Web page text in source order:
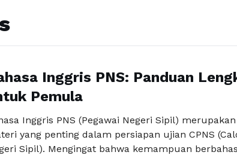
Inggris PNS: Panduan
Pemula
Inggris PNS (Pegawai Negeri Sipil)
yang penting dalam persiapan ujian CPNS
Sipil). Mengingat bahwa kemampuan